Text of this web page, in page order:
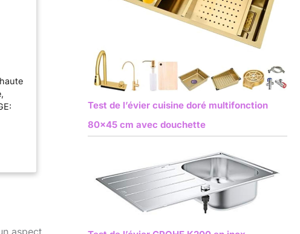
des
Test de l’évier cuisine doré multifonction
80×45 cm avec douchette